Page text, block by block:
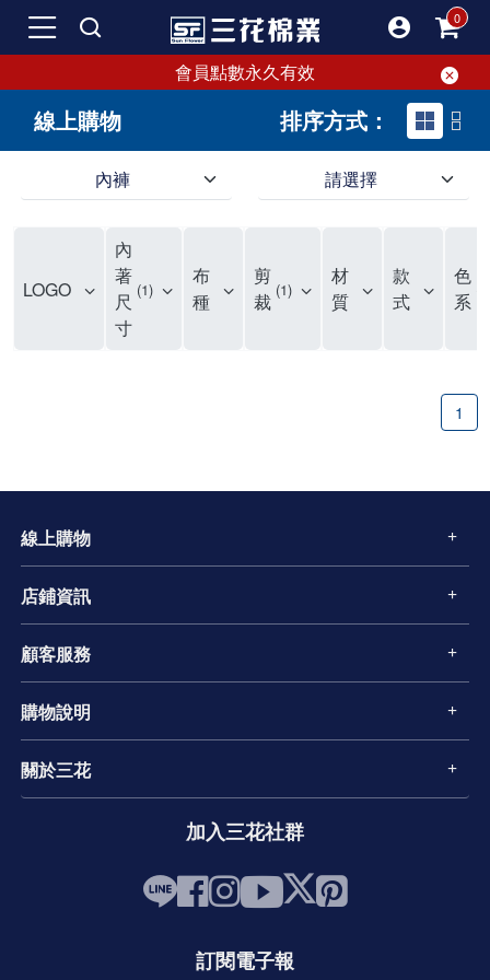
會員點數永久有效
線上購物 排序方式：
內褲 請選擇
LOGO
內
著
尺
寸
1
布
種
剪
裁 1
材
質
款
式
色
系
1
線上購物
店鋪資訊
顧客服務
購物說明
關於三花
加入三花社群
訂閱電子報